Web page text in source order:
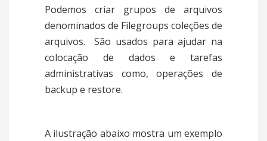
Podemos criar grupos de arquivos
denominados de Filegroups coleções de
arquivos. São usados para ajudar na
colocação de dados e tarefas
administrativas como, operações de
backup e restore.
A ilustração abaixo mostra um exemplo